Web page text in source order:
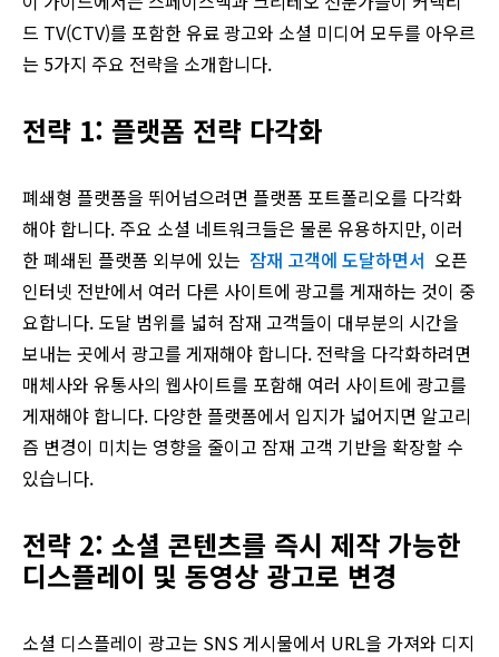
드 TV(CTV)를 포함한 유료 광고와 소셜 미디어 모두를 아우르
는 5가지 주요 전략을 소개합니다.
전략 1: 플랫폼 전략 다각화
폐쇄형 플랫폼을 뛰어넘으려면 플랫폼 포트폴리오를 다각화
해야 합니다. 주요 소셜 네트워크들은 물론 유용하지만, 이러
한 폐쇄된 플랫폼 외부에 있는 잠재 고객에 도달하면서 오픈
인터넷 전반에서 여러 다른 사이트에 광고를 게재하는 것이 중
요합니다. 도달 범위를 넓혀 잠재 고객들이 대부분의 시간을
보내는 곳에서 광고를 게재해야 합니다. 전략을 다각화하려면
매체사와 유통사의 웹사이트를 포함해 여러 사이트에 광고를
게재해야 합니다. 다양한 플랫폼에서 입지가 넓어지면 알고리
즘 변경이 미치는 영향을 줄이고 잠재 고객 기반을 확장할 수
있습니다.
전략 2: 소셜 콘텐츠를 즉시 제작 가능한
디스플레이 및 동영상 광고로 변경
소셜 디스플레이 광고는 SNS 게시물에서 URL을 가져와 디지